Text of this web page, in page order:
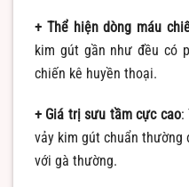
+ Thể hiện dòng máu
kim gút gần như đều có
chiến kê huyền thoại.
+ Giá trị sưu tầm cực cao:
vảy kim gút chuẩn thường
với gà thường.